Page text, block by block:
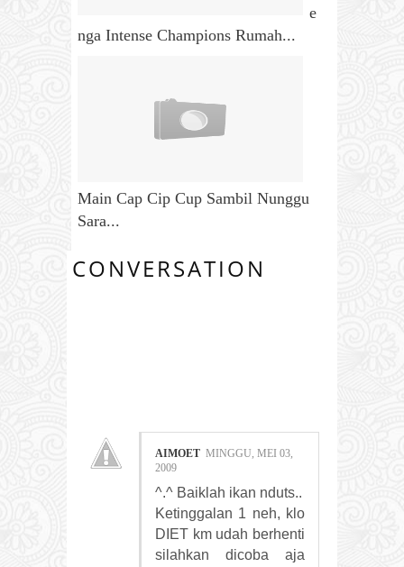
e
nga Intense Champions Rumah...
Main Cap Cip Cup Sambil Nunggu
Sara...
CONVERSATION
AIMOET MINGGU, MEI 03,
2009
^.^ Baiklah ikan nduts..
Ketinggalan 1 neh, klo
DIET km udah berhenti
silahkan dicoba aja